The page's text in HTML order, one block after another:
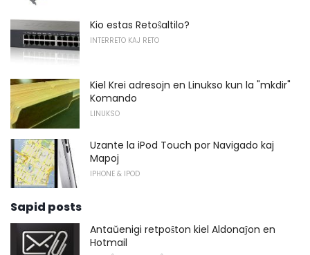
Kio estas Retoŝaltilo?
INTERRETO KAJ RETO
Kiel Krei adresojn en Linukso kun la "mkdir"
Komando
LINUKSO
Uzante la iPod Touch por Navigado kaj
Mapoj
IPHONE & IPOD
Sapid posts
Antaŭenigi retpoŝton kiel Aldonaĵon en
Hotmail